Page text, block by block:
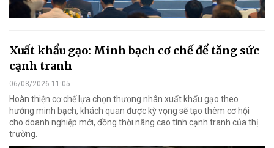
Xuất khẩu gạo: Minh bạch cơ chế để tăng sức
cạnh tranh
06/08/2026 11:05
Hoàn thiện cơ chế lựa chọn thương nhân xuất khẩu gạo theo
hướng minh bạch, khách quan được kỳ vọng sẽ tạo thêm cơ hội
cho doanh nghiệp mới, đồng thời nâng cao tính cạnh tranh của thị
trường.